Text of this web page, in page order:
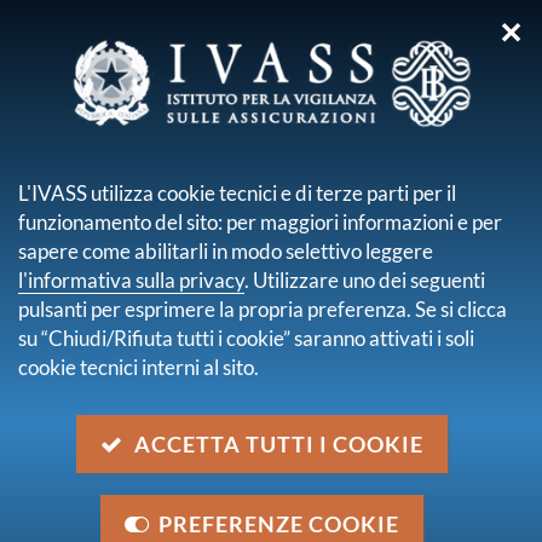
sei qui: Home Media Interventi e interviste
pagina 34 di 35
Banche e Assicurazioni: un percorso comune per
lo sviluppo
Relazione del Direttore Generale della Banca d'Italia e
Presidente dell'IVASS Salvatore Rossi alla XLVI
Giornata del Credito - Roma, 1° ottobre 2014
Conferenza del Direttore generale della Banca d'Italia
Popolare di Sondrio - Sondrio, 12 settembre 2014
✕
L'IVASS utilizza cookie tecnici e di terze parti per il
funzionamento del sito: per maggiori informazioni e per
sapere come abilitarli in modo selettivo leggere
l'informativa sulla privacy. Utilizzare uno dei seguenti
pulsanti per esprimere la propria preferenza. Se si clicca
su “Chiudi/Rifiuta tutti i cookie” saranno attivati i soli
cookie tecnici interni al sito.
ACCETTA TUTTI I COOKIE
PREFERENZE COOKIE